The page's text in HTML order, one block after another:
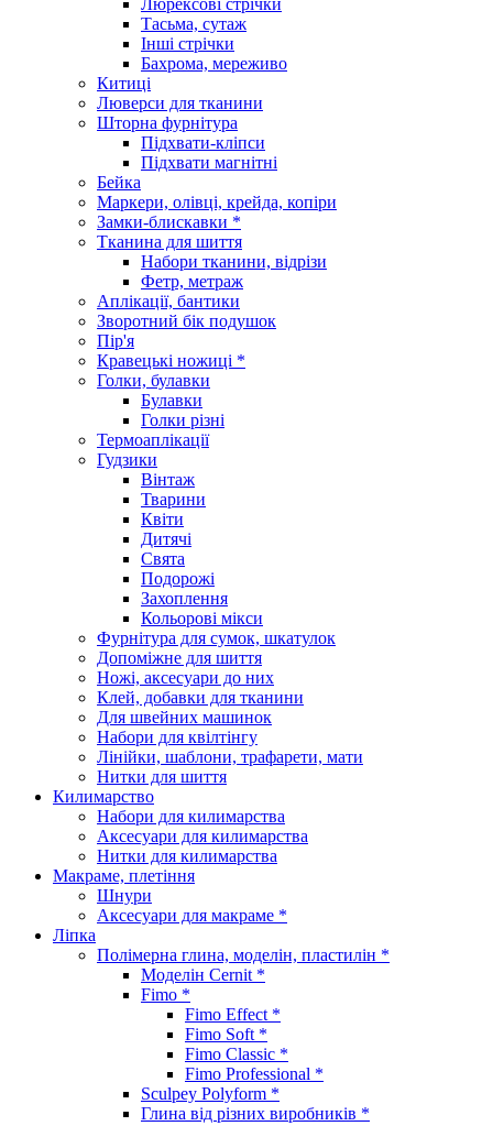
Тасьма, сутаж
Інші стрічки
Бахрома, мереживо
Китиці
Люверси для тканини
Шторна фурнітура
Підхвати-кліпси
Підхвати магнітні
Бейка
Маркери, олівці, крейда, копіри
Замки-блискавки *
Тканина для шиття
Набори тканини, відрізи
Фетр, метраж
Аплікації, бантики
Зворотний бік подушок
Пір'я
Кравецькі ножиці *
Голки, булавки
Булавки
Голки різні
Термоаплікації
Гудзики
Вінтаж
Тварини
Квіти
Дитячі
Свята
Подорожі
Захоплення
Кольорові мікси
Фурнітура для сумок, шкатулок
Допоміжне для шиття
Ножі, аксесуари до них
Клей, добавки для тканини
Для швейних машинок
Набори для квілтінгу
Лінійки, шаблони, трафарети, мати
Нитки для шиття
Килимарство
Набори для килимарства
Аксесуари для килимарства
Нитки для килимарства
Макраме, плетіння
Шнури
Аксесуари для макраме *
Ліпка
Полімерна глина, моделін, пластилін *
Моделін Cernit *
Fimo *
Fimo Effect *
Fimo Soft *
Fimo Classic *
Fimo Professional *
Sculpey Polyform *
Глина від різних виробників *